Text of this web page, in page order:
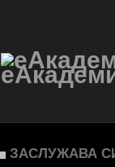
ЗАСЛУЖАВА